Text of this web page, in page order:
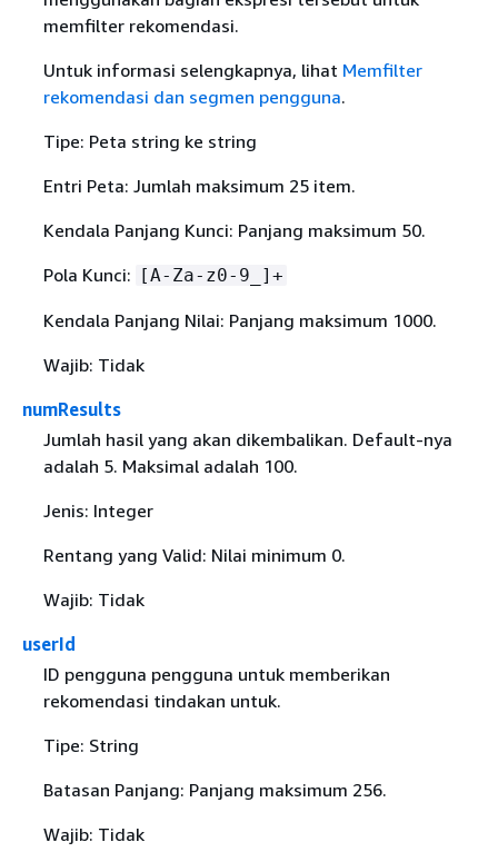
memfilter rekomendasi.
Untuk informasi selengkapnya, lihat Memfilter
rekomendasi dan segmen pengguna.
Tipe: Peta string ke string
Entri Peta: Jumlah maksimum 25 item.
Kendala Panjang Kunci: Panjang maksimum 50.
Pola Kunci: [A-Za-z0-9_]+
Kendala Panjang Nilai: Panjang maksimum 1000.
Wajib: Tidak
numResults
Jumlah hasil yang akan dikembalikan. Default-nya
adalah 5. Maksimal adalah 100.
Jenis: Integer
Rentang yang Valid: Nilai minimum 0.
Wajib: Tidak
userId
ID pengguna pengguna untuk memberikan
rekomendasi tindakan untuk.
Tipe: String
Batasan Panjang: Panjang maksimum 256.
Wajib: Tidak